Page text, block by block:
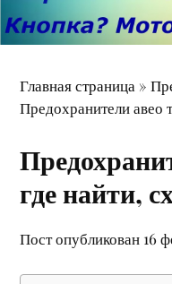
Главная страница »
Предохранители авео
где найти,
Пост опубликован 16